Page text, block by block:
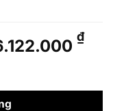
₫.
₫Giá
là:
số lượng